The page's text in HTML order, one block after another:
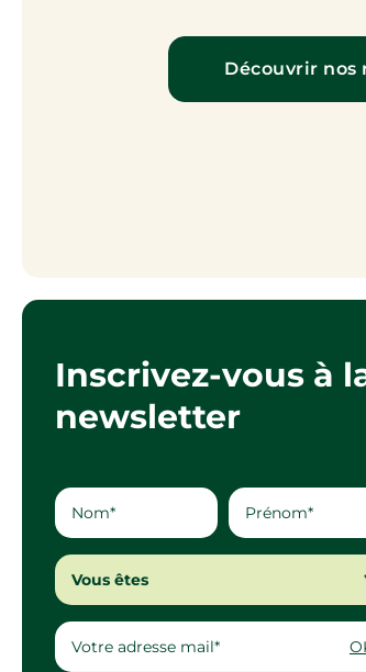
Découvrir nos
Inscrivez-vous à
newsletter
Vous êtes